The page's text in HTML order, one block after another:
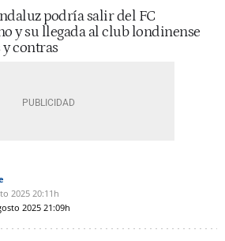
podría salir del FC
y su llegada al club londinense
contras
2025 20:11h
2025 21:09h